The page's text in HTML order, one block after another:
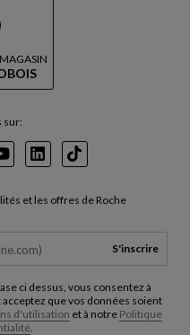
sur:
YoutubeLinkedInTikTok
et les offres de Roche
S'inscrire
ci dessus, vous consentez à
que vos données soient
d'utilisation et à notre Politique
.